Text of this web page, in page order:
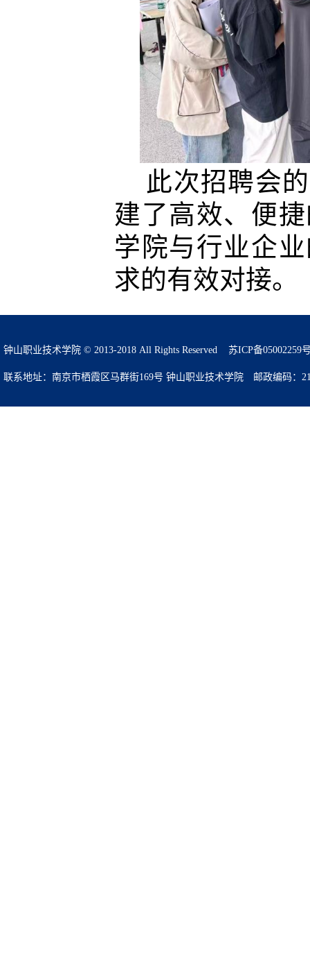
此次招聘会
建了高效、便
学院与行业企
求的有效对接。
钟山职业技术学院 © 2013-2018 All Rights Reserved 苏ICP备05002259
联系地址：南京市栖霞区马群街169号 钟山职业技术学院 邮政编码：